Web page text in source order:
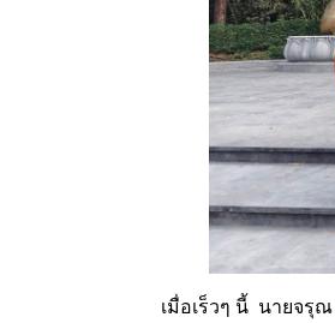
เมื่อเร็วๆ นี้ นายจรุ